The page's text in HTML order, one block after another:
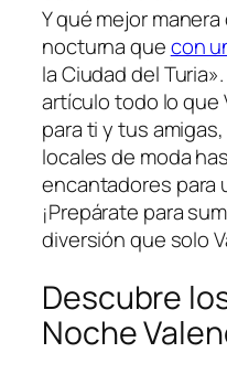
Y⁣ qué mejor‌
nocturna quecon
la Ciudad del
⁢artículo todo lo que
para ti y​ tus
locales de moda
encantadores para
¡Prepárate para
diversión ⁣que solo
Descubre
Noche